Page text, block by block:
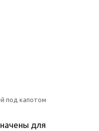
под капотом
для